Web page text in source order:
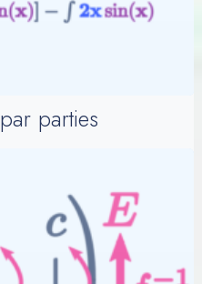
parties